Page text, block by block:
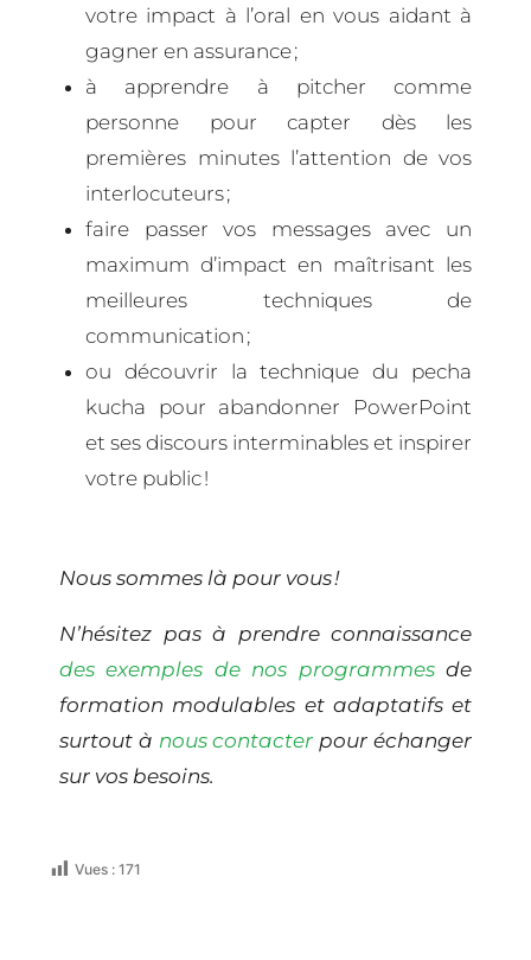
votre impact à l’oral en vous aidant à
gagner en assurance ;
à apprendre à pitcher comme
personne pour capter dès les
premières minutes l’attention de vos
interlocuteurs ;
faire passer vos messages avec un
maximum d’impact en maîtrisant les
meilleures techniques de
communication ;
ou découvrir la technique du pecha
kucha pour abandonner PowerPoint
et ses discours interminables et inspirer
votre public !
Nous sommes là pour vous !
N’hésitez pas à prendre connaissance
des exemples de nos programmesde
formation modulables et adaptatifs et
surtout à nous contacter pour échanger
sur vos besoins.
Vues : 171